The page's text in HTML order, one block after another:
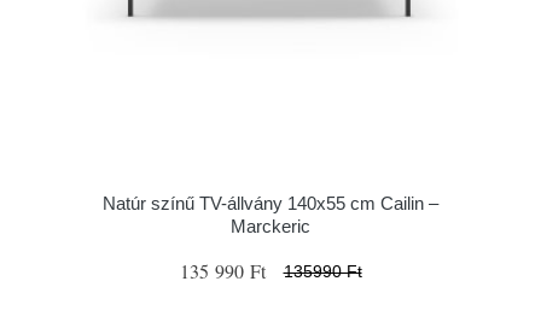
Natúr színű TV-állvány 140x55 cm Cailin –
Marckeric
135 990 Ft 135990 Ft